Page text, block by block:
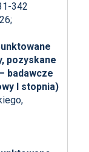
342
pozyskane
badawcze
I stopnia)